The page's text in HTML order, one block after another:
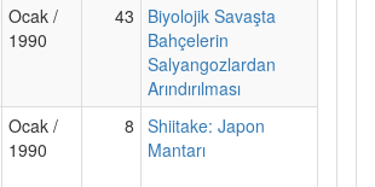
Ocak /
1990
43
Biyolojik Savaşta
Bahçelerin
Salyangozlardan
Arındırılması
Ocak /
1990
8 Shiitake: Japon
Mantarı